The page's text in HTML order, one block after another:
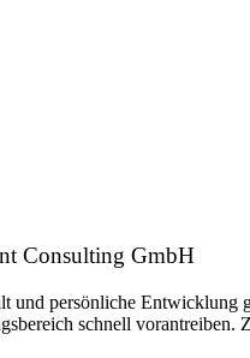
Consulting GmbH
und persönliche
schnell